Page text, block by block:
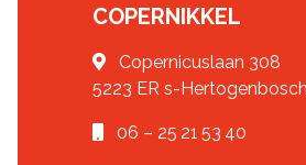
COPERNIKKEL
Copernicuslaan 308
5223 ER s-Hertogenbosch
06 – 25 21 53 40